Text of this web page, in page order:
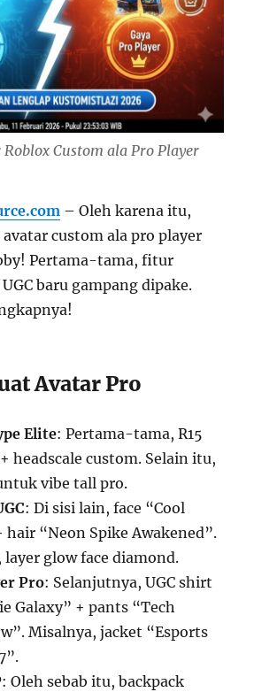
Custom ala Pro Player
– Oleh karena itu,
avatar custom ala pro player
Pertama-tama, fitur
baru gampang dipake.
Avatar Pro
Elite: Pertama-tama, R15
headscale custom. Selain itu,
vibe tall pro.
: Di sisi lain, face “Cool
hair “Neon Spike Awakened”.
glow face diamond.
Pro: Selanjutnya, UGC shirt
Galaxy” + pants “Tech
Misalnya, jacket “Esports
: Oleh sebab itu, backpack